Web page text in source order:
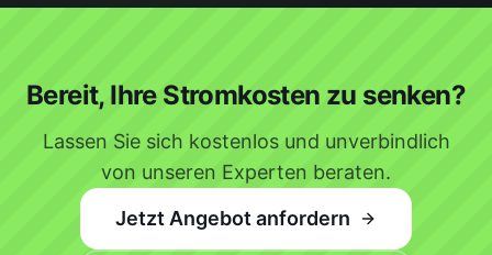
Bereit, Ihre Stromkosten zu senken?
Lassen Sie sich kostenlos und unverbindlich
von unseren Experten beraten.
Jetzt Angebot anfordern